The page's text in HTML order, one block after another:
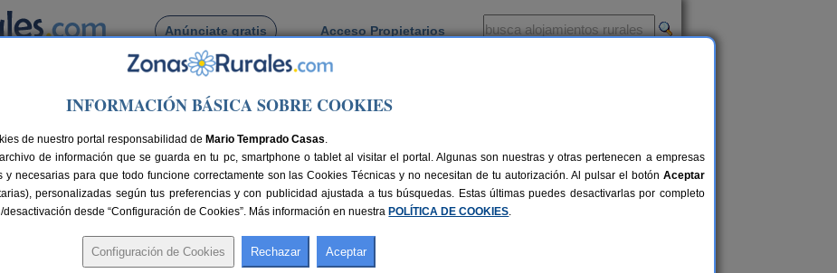
Anúnciate gratis Acceso Propietarios
Busca por pueblo
Rural El Pajar
25 km de Pamplona Compartir:
INFORMACIÓN BÁSICA SOBRE COOKIES
de nuestro portal responsabilidad de Mario Temprado Casas.
de información que se guarda en tu pc, smartphone o tablet al visitar el portal. Algunas son nuestras y otras pertenecen a empresas
necesarias para que todo funcione correctamente son las Cookies Técnicas y no necesitan de tu autorización. Al pulsar el botón Aceptar
personalizadas según tus preferencias y con publicidad ajustada a tus búsquedas. Estas últimas puedes desactivarlas por completo
desde “Configuración de Cookies”. Más información en nuestra POLÍTICA DE COOKIES.